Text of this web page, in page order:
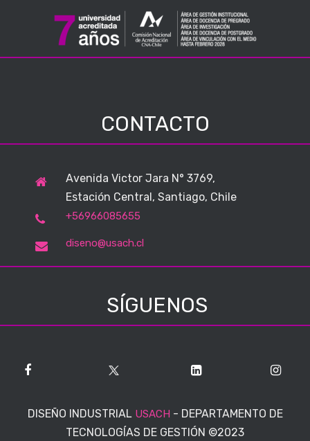
CONTACTO
Avenida Victor Jara N° 3769,
Estación Central, Santiago, Chile
+56966085655
diseno@usach.cl
SÍGUENOS
DISEÑO INDUSTRIAL USACH - DEPARTAMENTO DE
TECNOLOGÍAS DE GESTIÓN ©2023